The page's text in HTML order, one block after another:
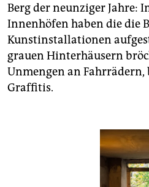
Berg der neunziger Jahre:
Innenhöfen haben die die
Kunstinstallationen
grauen Hinterhäusern
Unmengen an Fahrrädern,
Graffitis.